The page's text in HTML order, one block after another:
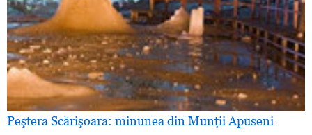
Peştera Scărişoara: minunea din Munţii Apuseni